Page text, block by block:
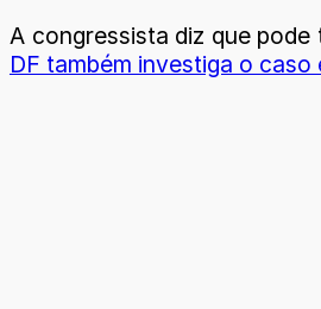
A congressista diz que
DF também investiga o